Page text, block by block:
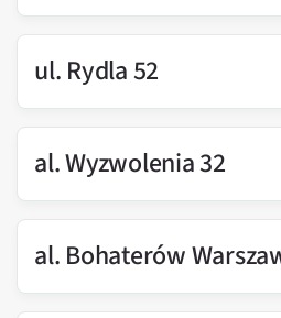
ul. Rydla 52
al. Wyzwolenia 32
al. Bohaterów